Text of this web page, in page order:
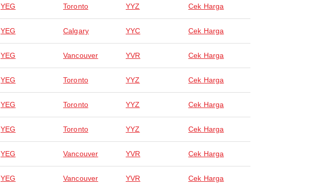
YEG Toronto YYZ Cek Harga
YEG Calgary YYC Cek Harga
YEG Vancouver YVR Cek Harga
YEG Toronto YYZ Cek Harga
YEG Toronto YYZ Cek Harga
YEG Toronto YYZ Cek Harga
YEG Vancouver YVR Cek Harga
YEG Vancouver YVR Cek Harga